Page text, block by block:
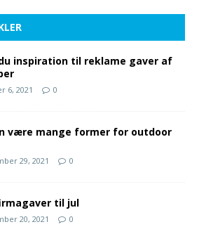
inspiration til reklame gaver af
6, 2021 0
være mange former for outdoor
29, 2021 0
til jul
20, 2021 0